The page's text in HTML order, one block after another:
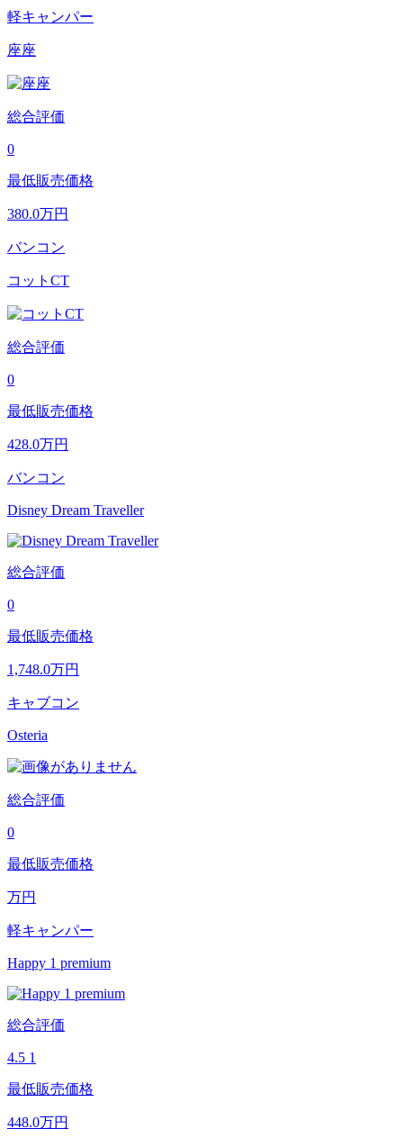
軽キャンパー
座座
総合評価
0
最低販売価格
380.0万円
バンコン
コットCT
総合評価
0
最低販売価格
428.0万円
バンコン
Disney Dream Traveller
総合評価
0
最低販売価格
1,748.0万円
キャブコン
Osteria
総合評価
0
最低販売価格
万円
軽キャンパー
Happy 1 premium
総合評価
4.5 1
最低販売価格
448.0万円